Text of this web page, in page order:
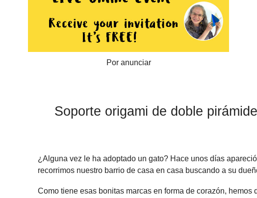
Por anunciar
Soporte origami de doble
¿Alguna vez le ha adoptado un gato? Hace unos días
recorrimos nuestro barrio de casa en casa buscando a su
Como tiene esas bonitas marcas en forma de corazón,